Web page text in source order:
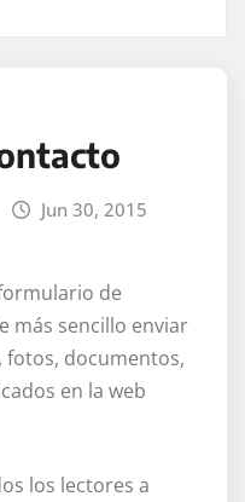
Jun 30, 2015
de
más sencillo enviar
fotos, documentos,
en la web
los lectores a